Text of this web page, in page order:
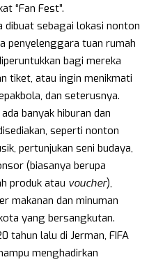
“Fan Fest”.
dibuat sebagai lokasi nonton
penyelenggara tuan rumah
bagi mereka
tiket, atau ingin menikmati
dan seterusnya.
banyak hiburan dan
seperti nonton
pertunjukan seni budaya,
(biasanya berupa
produk atau voucher),
makanan dan minuman
yang bersangkutan.
tahun lalu di Jerman, FIFA
menghadirkan